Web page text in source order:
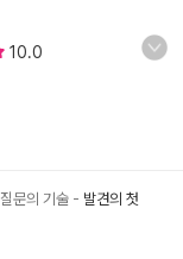
10.0
문의 기술 - 발견의 첫